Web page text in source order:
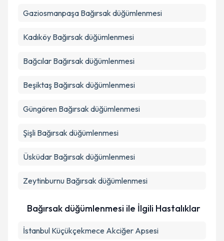
Gaziosmanpaşa Bağırsak düğümlenmesi
Kadıköy Bağırsak düğümlenmesi
Bağcılar Bağırsak düğümlenmesi
Beşiktaş Bağırsak düğümlenmesi
Güngören Bağırsak düğümlenmesi
Şişli Bağırsak düğümlenmesi
Üsküdar Bağırsak düğümlenmesi
Zeytinburnu Bağırsak düğümlenmesi
Bağırsak düğümlenmesi ile İlgili Hastalıklar
İstanbul Küçükçekmece Akciğer Apsesi